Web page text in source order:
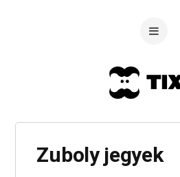
Zuboly jegyek